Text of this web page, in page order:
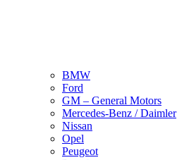
BMW
Ford
GM – General Motors
Mercedes-Benz / Daimler
Nissan
Opel
Peugeot